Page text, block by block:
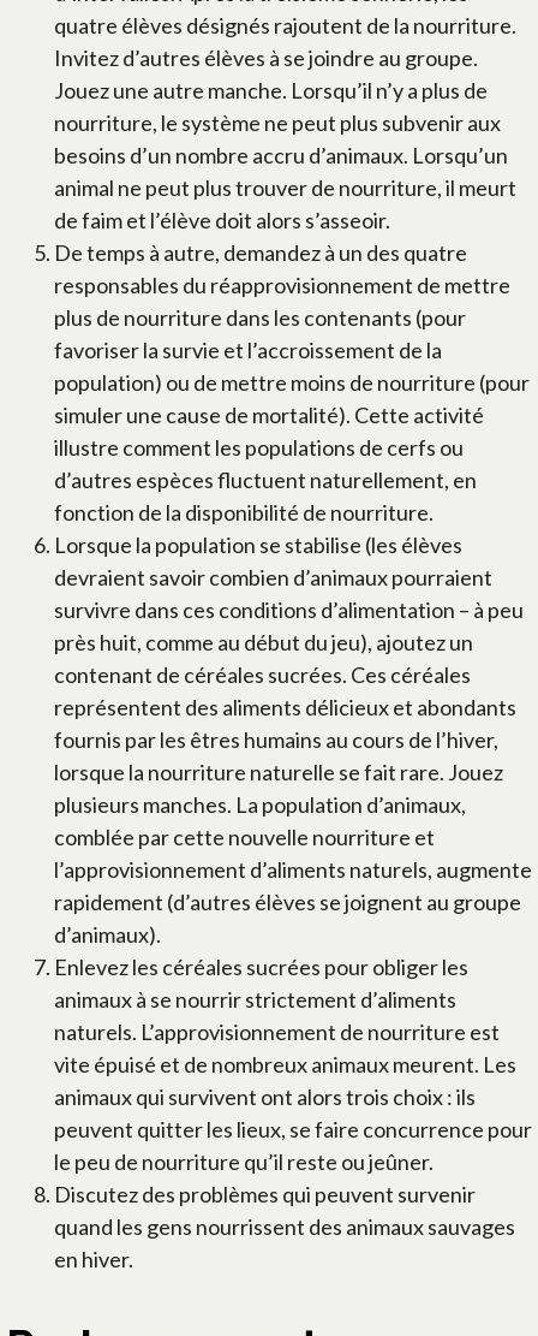
quatre élèves désignés rajoutent de la nourriture.
Invitez d’autres élèves à se joindre au groupe.
Jouez une autre manche. Lorsqu’il n’y a plus de
nourriture, le système ne peut plus subvenir aux
besoins d’un nombre accru d’animaux. Lorsqu’un
animal ne peut plus trouver de nourriture, il meurt
de faim et l’élève doit alors s’asseoir.
De temps à autre, demandez à un des quatre
responsables du réapprovisionnement de mettre
plus de nourriture dans les contenants (pour
favoriser la survie et l’accroissement de la
population) ou de mettre moins de nourriture (pour
simuler une cause de mortalité). Cette activité
illustre comment les populations de cerfs ou
d’autres espèces fluctuent naturellement, en
fonction de la disponibilité de nourriture.
Lorsque la population se stabilise (les élèves
devraient savoir combien d’animaux pourraient
survivre dans ces conditions d’alimentation – à peu
près huit, comme au début du jeu), ajoutez un
contenant de céréales sucrées. Ces céréales
représentent des aliments délicieux et abondants
fournis par les êtres humains au cours de l’hiver,
lorsque la nourriture naturelle se fait rare. Jouez
plusieurs manches. La population d’animaux,
comblée par cette nouvelle nourriture et
l’approvisionnement d’aliments naturels, augmente
rapidement (d’autres élèves se joignent au groupe
d’animaux).
Enlevez les céréales sucrées pour obliger les
animaux à se nourrir strictement d’aliments
naturels. L’approvisionnement de nourriture est
vite épuisé et de nombreux animaux meurent. Les
animaux qui survivent ont alors trois choix : ils
peuvent quitter les lieux, se faire concurrence pour
le peu de nourriture qu’il reste ou jeûner.
Discutez des problèmes qui peuvent survenir
quand les gens nourrissent des animaux sauvages
en hiver.